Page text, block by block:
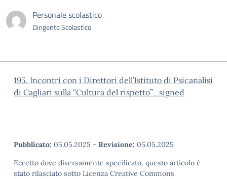
Personale scolastico
Dirigente Scolastico
195. Incontri con i Direttori dell’Istituto di Psicanalisi
di Cagliari sulla “Cultura del rispetto”_signed
Pubblicato: 05.05.2025 - Revisione: 05.05.2025
Eccetto dove diversamente specificato, questo articolo è
stato rilasciato sotto Licenza Creative Commons